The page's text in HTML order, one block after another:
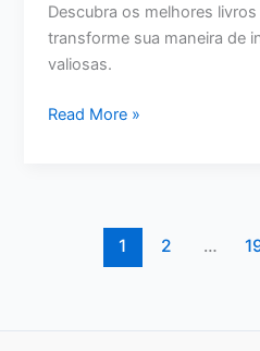
Descubra os melhores
transforme sua maneira de
valiosas.
Os
Investimentos
Read More »
1 2 …